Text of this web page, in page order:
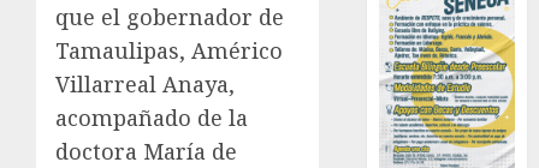
que el gobernador de
Tamaulipas, Américo
Villarreal Anaya,
acompañado de la
doctora María de